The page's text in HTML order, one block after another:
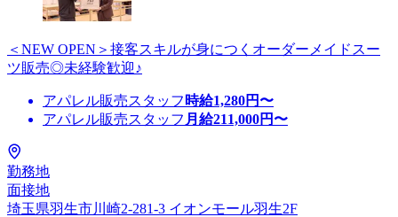
＜NEW OPEN＞接客スキルが身につくオーダーメイドスー
ツ販売◎未経験歓迎♪
アパレル販売スタッフ 時給1,280円〜
アパレル販売スタッフ 月給211,000円〜
勤務地
面接地
埼玉県羽生市川崎2-281-3 イオンモール羽生2F